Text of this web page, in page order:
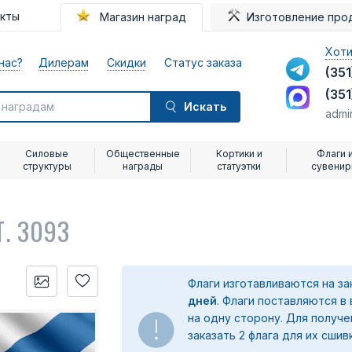
Магазин наград Изготовление
Дилерам Скидки Статус заказа
Искать
Силовые
структуры
Общественные
награды
Кортики и
статуэтки
Флаги
3093
Флаги изготавливаются на
дней. Флаги поставляются
на одну сторону. Для
заказать 2 флага для их